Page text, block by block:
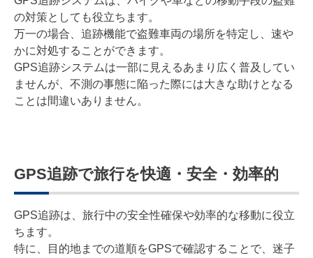
の対策としても役立ちます。
万一の場合、追跡機能で盗難車両の場所を特定し、速や
かに対処することができます。
GPS追跡システムは一部に見えるあまり広く普及してい
ませんが、不測の事態に陥った際には大きな助けとなる
ことは間違いありません。
GPS追跡で旅行を快適・安全・効率的
GPS追跡は、旅行中の安全性確保や効率的な移動に役立
ちます。
特に、目的地までの道順をGPSで確認することで、迷子